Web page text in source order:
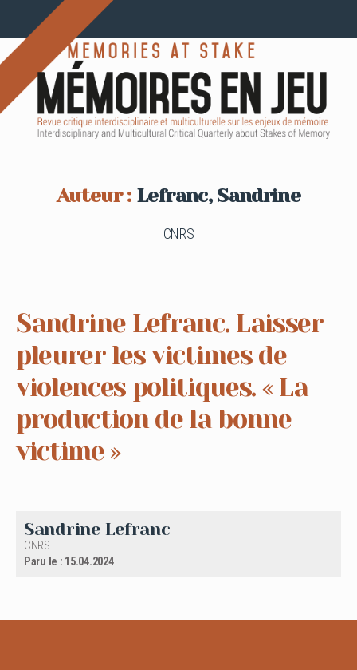
Auteur : Lefranc, Sandrine
CNRS
Sandrine Lefranc. Laisser
pleurer les victimes de
violences politiques. « La
production de la bonne
victime »
Sandrine Lefranc
CNRS
Paru le : 15.04.2024